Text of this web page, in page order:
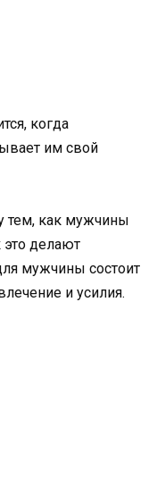
когда
им свой
тем, как мужчины
это делают
мужчины состоит
и усилия.